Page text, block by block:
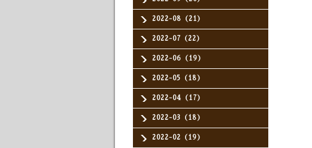
2022-08（21）
2022-07（22）
2022-06（19）
2022-05（18）
2022-04（17）
2022-03（18）
2022-02（19）